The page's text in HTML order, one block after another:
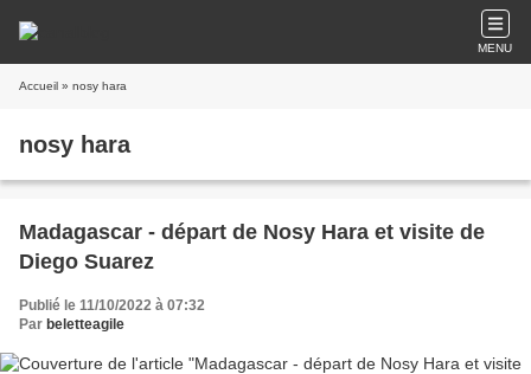
MENU
Accueil » nosy hara
nosy hara
Madagascar - départ de Nosy Hara et visite de
Diego Suarez
Publié le 11/10/2022 à 07:32
Par beletteagile